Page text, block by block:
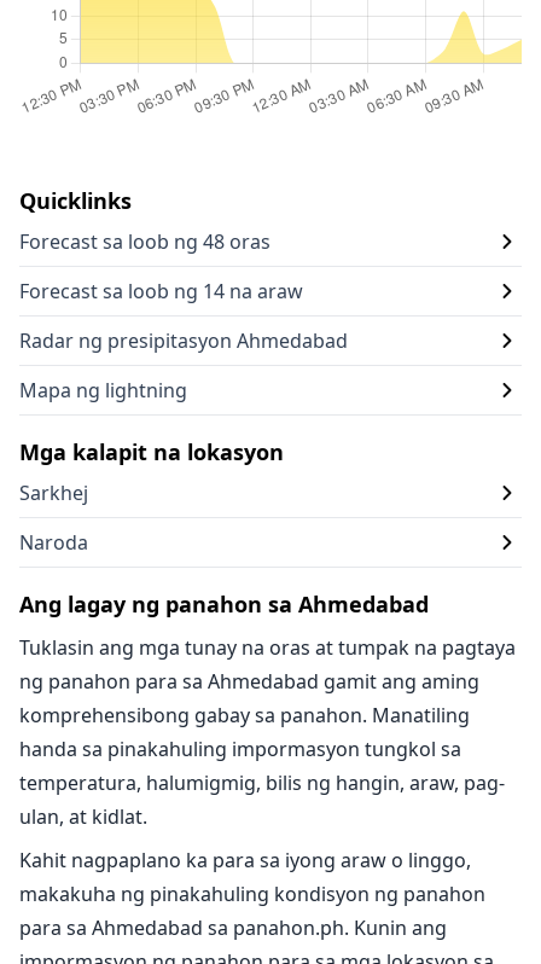
Quicklinks
Forecast sa loob ng 48 oras
Forecast sa loob ng 14 na araw
Radar ng presipitasyon Ahmedabad
Mapa ng lightning
Mga kalapit na lokasyon
Sarkhej
Naroda
Ang lagay ng panahon sa Ahmedabad
Tuklasin ang mga tunay na oras at tumpak na pagtaya
ng panahon para sa Ahmedabad gamit ang aming
komprehensibong gabay sa panahon. Manatiling
handa sa pinakahuling impormasyon tungkol sa
temperatura, halumigmig, bilis ng hangin, araw, pag-
ulan, at kidlat.
Kahit nagpaplano ka para sa iyong araw o linggo,
makakuha ng pinakahuling kondisyon ng panahon
para sa Ahmedabad sa panahon.ph. Kunin ang